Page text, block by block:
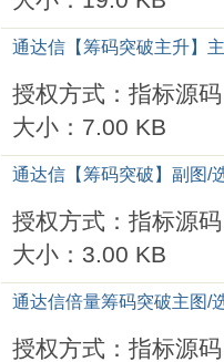
通达信【筹码突破主升】
授权方式：指标源码
大小：7.00 KB
通达信【筹码突破】副图/
授权方式：指标源码
大小：3.00 KB
通达信倍量筹码突破主图/
授权方式：指标源码